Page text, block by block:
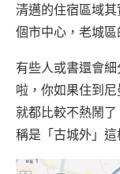
清邁的住宿區域
個市中心，老城
有些人或書還會
啦，你如果住到
就都比較不熱鬧
稱是「古城外」這